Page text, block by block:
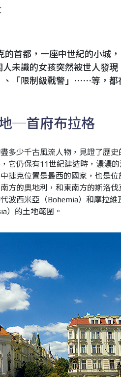
的首都，一座中世紀的小城
未識的女孩突然被世人發
、「限制級戰警」⋯⋯等，都
─首府布拉格
多少千古風流人物，見證了歷史
它仍保有11世紀建造時，濃濃的
捷克位置是最西的國家，也是
方的奧地利，和東南方的斯洛伐
波西米亞（Bohemia）和摩拉維
）的土地範圍。